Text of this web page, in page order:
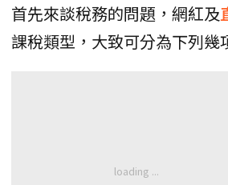
首先來談稅務的問題，網紅及
課稅類型，大致可分為下列幾